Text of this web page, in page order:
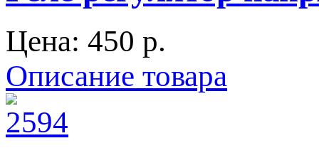
Цена: 450 p.
Описание товара